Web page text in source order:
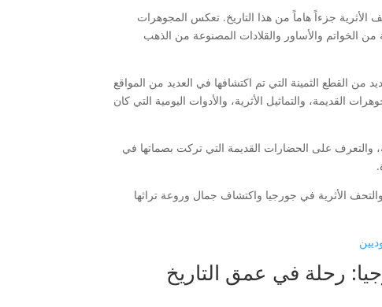
الأثرية جزءاً هاماً من هذا التاريخ. تعكس المجوهرات
من الخواتم والأساور والقلادات المصنوعة من الذهب
من القطع الثمينة التي تم اكتشافها في العديد من المواقع
القديمة، والتماثيل الأثرية، والأدوات اليومية التي كان
والتعرف على الحضارات القديمة التي تركت بصماتها في
الأثرية في جورجيا واكتشاف جمال وروعة تراثها
رحلة في عمق التاريخ